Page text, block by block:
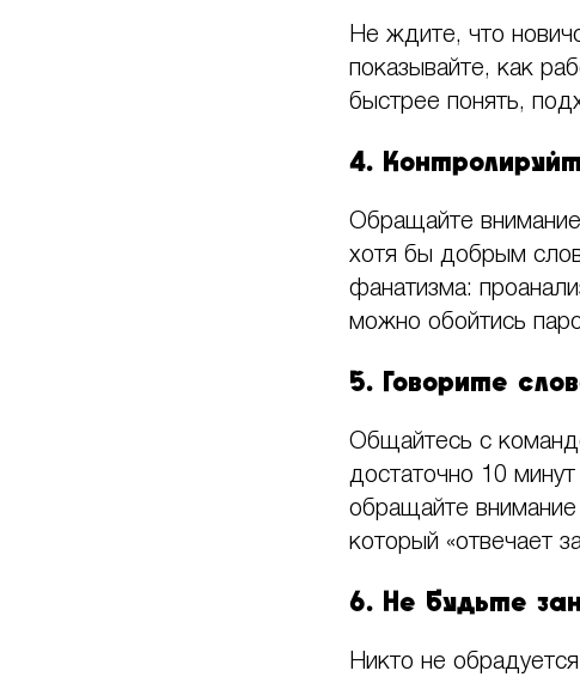
Не ждите, что
показывайте, как
быстрее понять,
4.
Обращайте
хотя бы добрым
фанатизма:
можно обойтись
5. Говорите
Общайтесь с
достаточно 10
обращайте
который «отвечает
6. Не будьте
Никто не